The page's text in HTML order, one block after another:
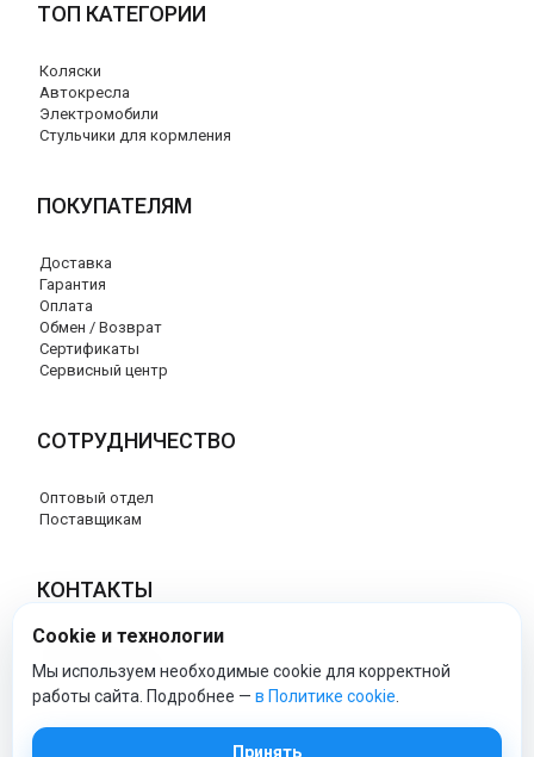
ТОП КАТЕГОРИИ
Коляски
Автокресла
Электромобили
Стульчики для кормления
ПОКУПАТЕЛЯМ
Доставка
Гарантия
Оплата
Обмен / Возврат
Сертификаты
Сервисный центр
СОТРУДНИЧЕСТВО
Оптовый отдел
Поставщикам
КОНТАКТЫ
8 (800) 707-17-56
info@peg-perego-market.ru
Cookie и технологии
Мы используем необходимые cookie для корректной
работы сайта. Подробнее — в Политике cookie
Принять